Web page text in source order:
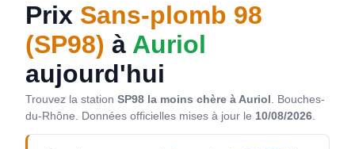
Prix Sans-plomb 98
(SP98) à Auriol
aujourd'hui
Trouvez la station SP98 la moins chère à Auriol. Bouches-
du-Rhône. Données officielles mises à jour le 10/08/2026.